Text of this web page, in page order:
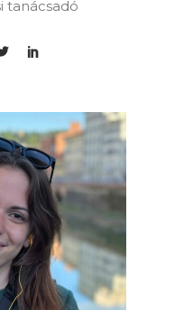
tanácsadó